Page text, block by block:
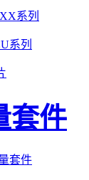
系列
系列
套件
套件